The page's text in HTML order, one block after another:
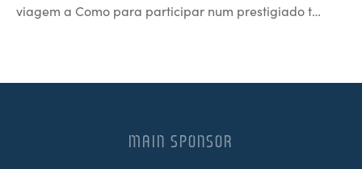
viagem a Como para participar num prestigiado t…
MAIN SPONSOR